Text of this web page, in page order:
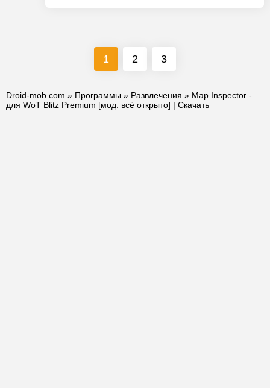
1 2 3
Droid-mob.com » Программы » Развлечения » Map Inspector -
для WoT Blitz Premium [мод: всё открыто] | Скачать